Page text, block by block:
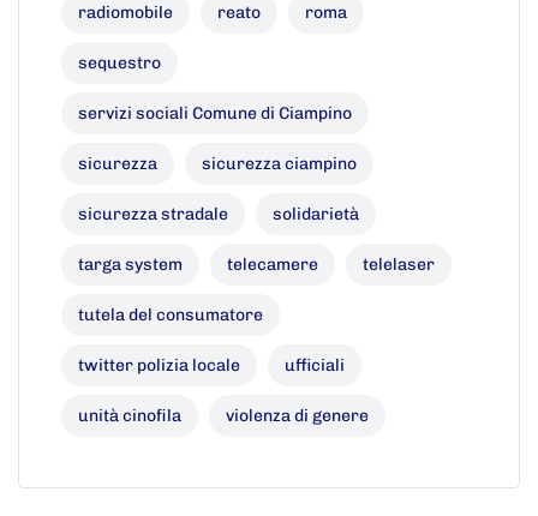
radiomobile reato roma
sequestro
servizi sociali Comune di Ciampino
sicurezza sicurezza ciampino
sicurezza stradale solidarietà
targa system telecamere telelaser
tutela del consumatore
twitter polizia locale ufficiali
unità cinofila violenza di genere